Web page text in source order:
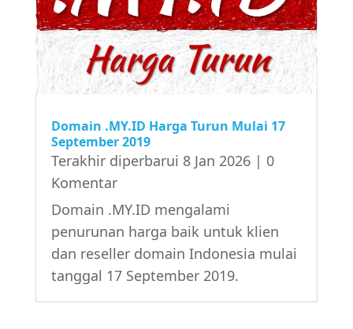
Domain .MY.ID Harga Turun Mulai 17
September 2019
Terakhir diperbarui 8 Jan 2026| 0
Komentar
Domain .MY.ID mengalami
penurunan harga baik untuk klien
dan reseller domain Indonesia mulai
tanggal 17 September 2019.